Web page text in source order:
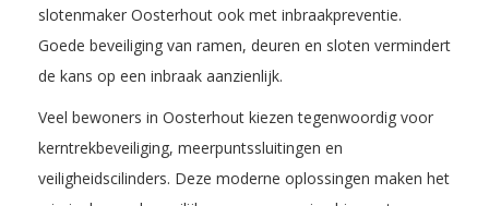
slotenmaker Oosterhout ook met inbraakpreventie.
Goede beveiliging van ramen, deuren en sloten vermindert
de kans op een inbraak aanzienlijk.
Veel bewoners in Oosterhout kiezen tegenwoordig voor
kerntrekbeveiliging, meerpuntssluitingen en
veiligheidscilinders. Deze moderne oplossingen maken het